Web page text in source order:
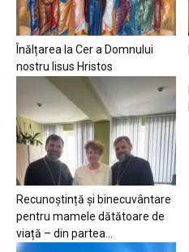
Înălțarea la Cer a Domnului
nostru Iisus Hristos
Recunoștință și binecuvântare
pentru mamele dătătoare de
viață – din partea...